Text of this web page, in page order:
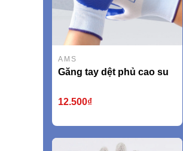
AMS
Găng tay dệt phủ cao su
12.500₫